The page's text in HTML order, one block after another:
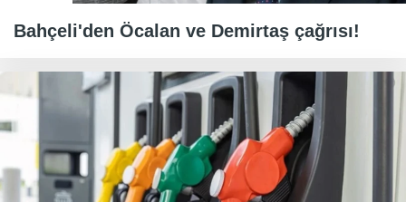
Bahçeli'den Öcalan ve Demirtaş çağrısı!